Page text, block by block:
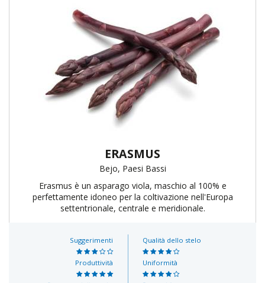
ERASMUS
Bejo, Paesi Bassi
Erasmus è un asparago viola, maschio al 100% e
perfettamente idoneo per la coltivazione nell'Europa
settentrionale, centrale e meridionale.
Suggerimenti
Produttività
Qualità dello stelo
Uniformità